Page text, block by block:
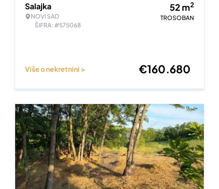
Salajka
NOVI SAD
ŠIFRA: #575068
52 m2
TROSOBAN
Više o nekretnini > €160.680